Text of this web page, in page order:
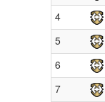
4
5
6
7